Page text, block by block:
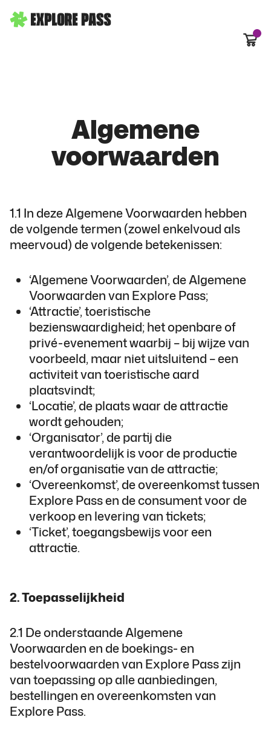
Algemene
voorwaarden
1.1 In deze Algemene Voorwaarden hebben
de volgende termen (zowel enkelvoud als
meervoud) de volgende betekenissen:
‘Algemene Voorwaarden’, de Algemene
Voorwaarden van Explore Pass;
‘Attractie’, toeristische
bezienswaardigheid; het openbare of
privé-evenement waarbij – bij wijze van
voorbeeld, maar niet uitsluitend – een
activiteit van toeristische aard
plaatsvindt;
‘Locatie’, de plaats waar de attractie
wordt gehouden;
‘Organisator’, de partij die
verantwoordelijk is voor de productie
en/of organisatie van de attractie;
‘Overeenkomst’, de overeenkomst tussen
Explore Pass en de consument voor de
verkoop en levering van tickets;
‘Ticket’, toegangsbewijs voor een
attractie.
2. Toepasselijkheid
2.1 De onderstaande Algemene
Voorwaarden en de boekings- en
bestelvoorwaarden van Explore Pass zijn
van toepassing op alle aanbiedingen,
bestellingen en overeenkomsten van
Explore Pass.